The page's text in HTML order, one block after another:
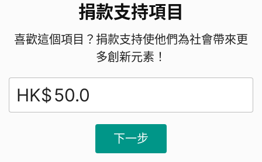
捐款支持項目
喜歡這個項目？捐款支持使他們為社會帶來更
多創新元素！
HK$
下一步